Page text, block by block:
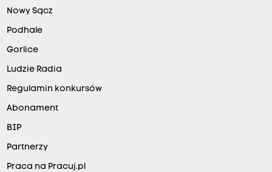
Nowy Sącz
Podhale
Gorlice
Ludzie Radia
Regulamin konkursów
Abonament
BIP
Partnerzy
Praca na Pracuj.pl